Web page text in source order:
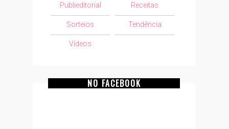
Publieditorial Receitas
Sorteios Tendência
Vídeos
NO FACEBOOK